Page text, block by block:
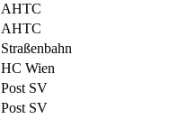
AHTC
AHTC
Straßenbahn
HC Wien
Post SV
Post SV